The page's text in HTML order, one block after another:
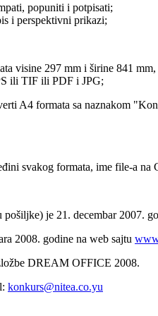
popuniti i potpisati;
i perspektivni prikazi;
visine 297 mm i širine 841
ili TIF ili PDF i JPG;
A4 formata sa naznakom
svakog formata, ime file-a
je 21. decembar 2007.
2008. godine na web sajtu
DREAM OFFICE 2008.
konkurs@nitea.co.yu